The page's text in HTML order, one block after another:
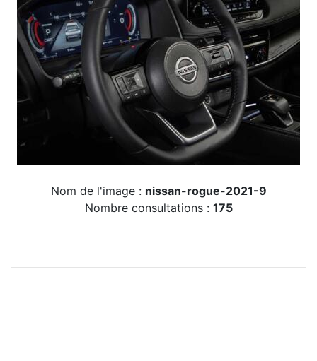
Nom de l'image : nissan-rogue-2021-9
Nombre consultations : 175